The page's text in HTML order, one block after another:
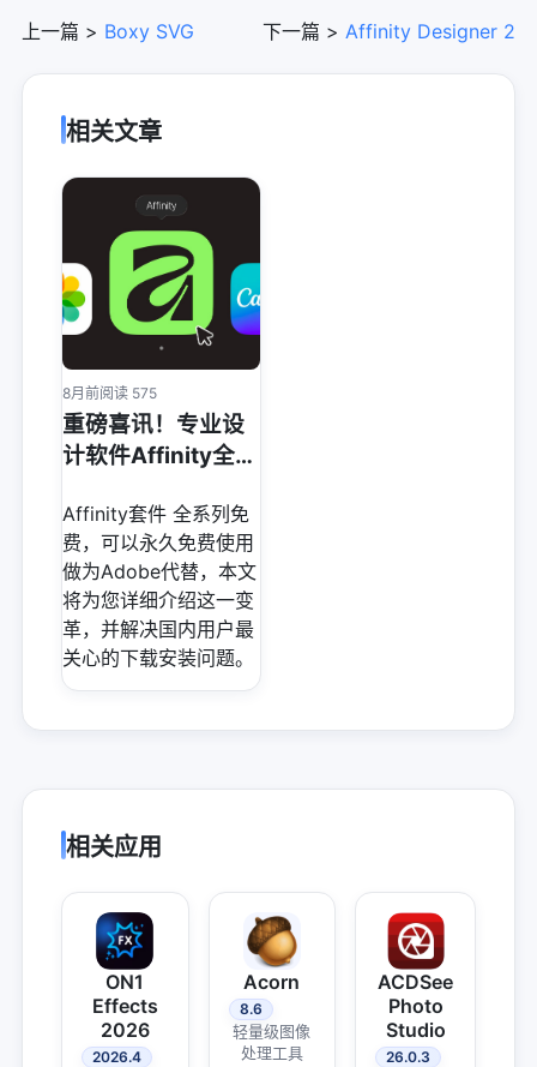
上一篇 > Boxy SVG 下一篇 > Affinity Designer 2
相关文章
8月前阅读 575
重磅喜讯！专业设
计软件Affinity全免
载安装教程
Affinity套件 全系列免
费，可以永久免费使用
做为Adobe代替，本文
将为您详细介绍这一变
革，并解决国内用户最
关心的下载安装问题。
相关应用
ON1
Effects
2026
2026.4
Acorn
8.6
轻量级图像
处理工具
ACDSee
Photo
Studio
26.0.3